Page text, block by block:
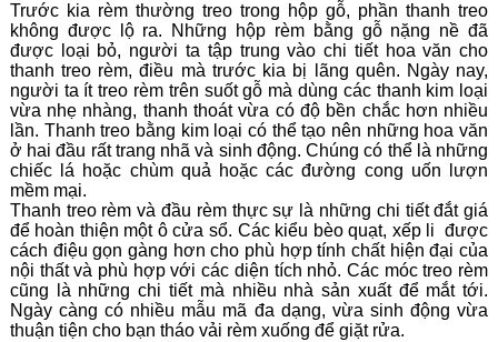
Trước kia rèm thường treo trong hộp gỗ, phần thanh treo
không được lộ ra. Những hộp rèm bằng gỗ nặng nề đã
được loại bỏ, người ta tập trung vào chi tiết hoa văn cho
thanh treo rèm, điều mà trước kia bị lãng quên. Ngày nay,
người ta ít treo rèm trên suốt gỗ mà dùng các thanh kim loại
vừa nhẹ nhàng, thanh thoát vừa có độ bền chắc hơn nhiều
lần. Thanh treo bằng kim loại có thể tạo nên những hoa văn
ở hai đầu rất trang nhã và sinh động. Chúng có thể là những
chiếc lá hoặc chùm quả hoặc các đường cong uốn lượn
mềm mại.
Thanh treo rèm và đầu rèm thực sự là những chi tiết đắt giá
để hoàn thiện một ô cửa sổ. Các kiểu bèo quạt, xếp li được
cách điệu gọn gàng hơn cho phù hợp tính chất hiện đại của
nội thất và phù hợp với các diện tích nhỏ. Các móc treo rèm
cũng là những chi tiết mà nhiều nhà sản xuất để mắt tới.
Ngày càng có nhiều mẫu mã đa dạng, vừa sinh động vừa
thuận tiện cho bạn tháo vải rèm xuống để giặt rửa.